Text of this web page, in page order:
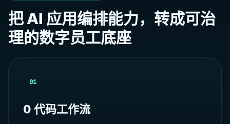
把 AI 应用编排能力，转成可治
理的数字员工底座
01
0 代码工作流